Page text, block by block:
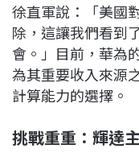
徐直軍說：「美國
除，這讓我們看到
會。」目前，華為
為其重要收入來源
計算能力的選擇。
挑戰重重：輝達